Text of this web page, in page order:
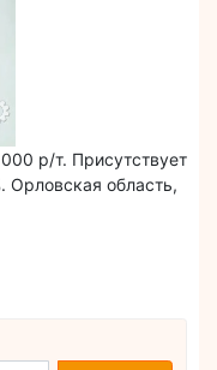
р/т. Присутствует
Орловская область,